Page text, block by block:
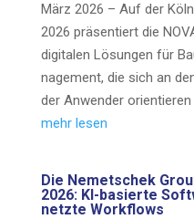
März 2026 – Auf der
2026 prä­sen­tiert die
digi­ta­len Lösun­gen für
nage­ment, die sich an
der Anwen­der orientieren
mehr lesen
Die Nemet­schek
2026: KI-basier­­te
netz­te Workflows